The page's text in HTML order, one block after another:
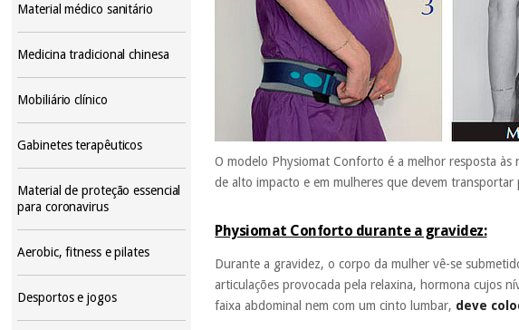
Material médico sanitário
Medicina tradicional chinesa
Mobiliário clínico
Gabinetes terapêuticos
Material de proteção essencial
para coronavirus
Aerobic, fitness e pilates
Desportos e jogos
O modelo Physiomat Conforto é a melhor resposta
de alto impacto e em mulheres que devem
Physiomat Conforto durante a gravidez:
Durante a gravidez, o corpo da mulher vê-se
articulações provocada pela relaxina, hormona cujos
faixa abdominal nem com um cinto lumbar, deve